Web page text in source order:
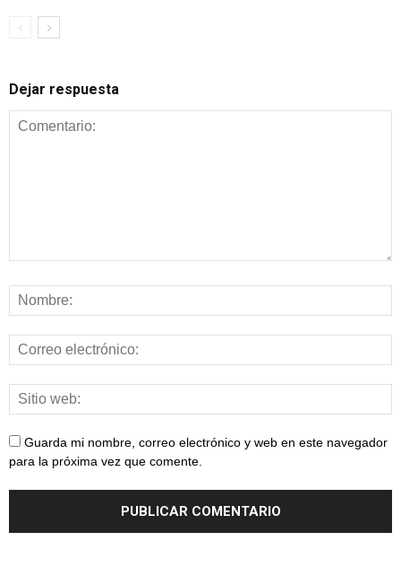
Dejar respuesta
Guarda mi nombre, correo electrónico y web en este navegador
para la próxima vez que comente.